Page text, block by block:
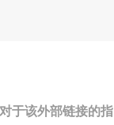
于该外部链接的指